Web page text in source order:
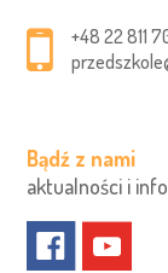
+48 22 811
Bądź z nami
aktualności i